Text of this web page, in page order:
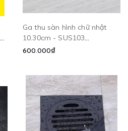
Ga thu sàn hình chữ nhật
10.30cm - SUS103
CLEANMAX
600.000₫